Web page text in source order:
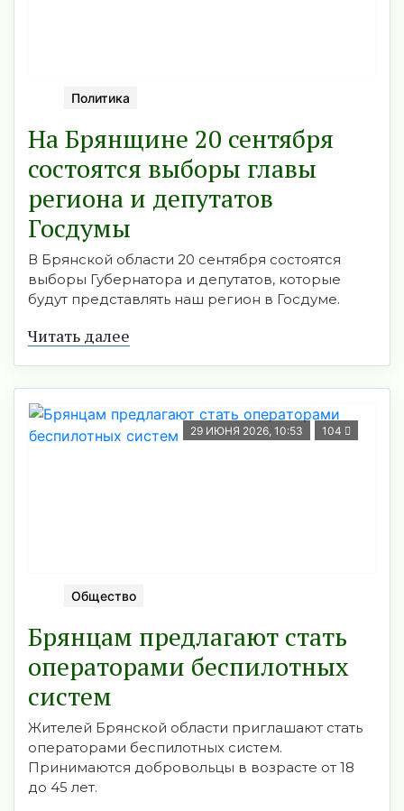
Политика
На Брянщине 20 сентября
состоятся выборы главы
региона и депутатов
Госдумы
В Брянской области 20 сентября состоятся
выборы Губернатора и депутатов, которые
будут представлять наш регион в Госдуме.
Читать далее
29 ИЮНЯ 2026, 10:53 104
Общество
Брянцам предлагают стать
оперaторами бeспилотных
систeм
Жителей Брянской области приглашают стать
операторами беспилотных систем.
Принимаются добровольцы в возрасте от 18
до 45 лет.